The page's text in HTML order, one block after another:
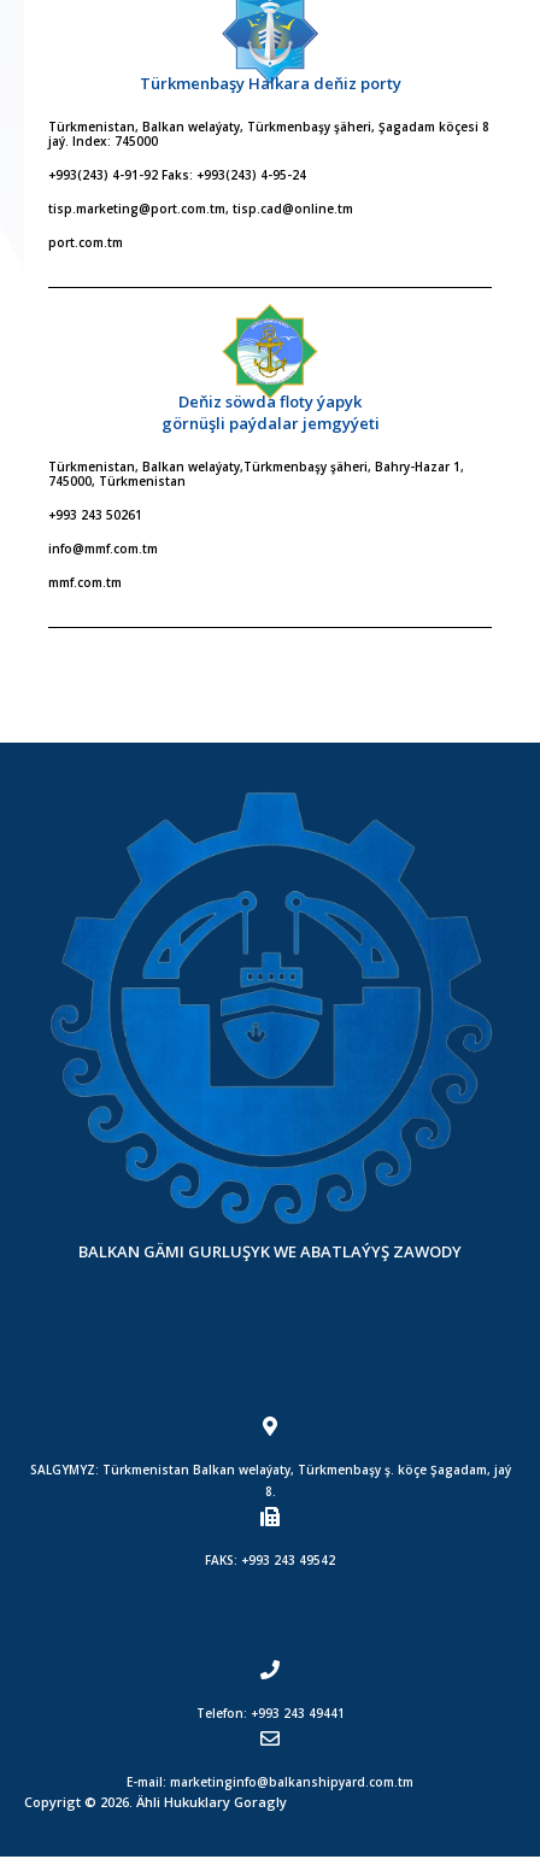
Türkmenbaşy Halkara deňiz porty
Türkmenistan, Balkan welaýaty, Türkmenbaşy şäheri, Şagadam köçesi 8
jaý. Index: 745000
+993(243) 4-91-92 Faks: +993(243) 4-95-24
tisp.marketing@port.com.tm, tisp.cad@online.tm
port.com.tm
Deňiz söwda floty ýapyk
görnüşli paýdalar jemgyýeti
Türkmenistan, Balkan welaýaty,Türkmenbaşy şäheri, Bahry-Hazar 1,
745000, Türkmenistan
+993 243 50261
info@mmf.com.tm
mmf.com.tm
BALKAN GÄMI GURLUŞYK WE ABATLAÝYŞ ZAWODY
SALGYMYZ: Türkmenistan Balkan welaýaty, Türkmenbaşy ş. köçe Şagadam, jaý
8.
FAKS: +993 243 49542
Telefon: +993 243 49441
E-mail: marketinginfo@balkanshipyard.com.tm
Copyrigt © 2026. Ähli Hukuklary Goragly